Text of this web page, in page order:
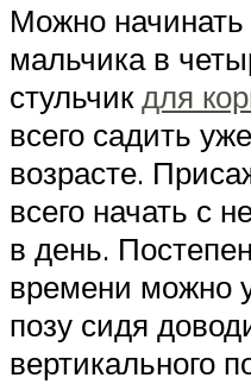
Можно
мальчика в
стульчикдля
всего садить
возрасте.
всего начать с
в день.
времени можно
позу сидя
вертикального